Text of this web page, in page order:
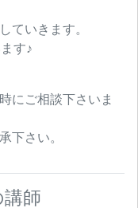
ていきます。
す♪
にご相談下さいま
下さい。
師